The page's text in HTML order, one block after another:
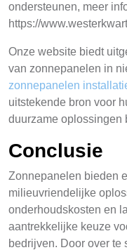
ondersteunen, meer
https://
Onze website biedt
van zonnepanelen in
zonnepanelen
uitstekende bron voor
duurzame oplossingen
Conclusie
Zonnepanelen bieden
milieuvriendelijke
onderhoudskosten en
aantrekkelijke keuze
bedrijven. Door over te